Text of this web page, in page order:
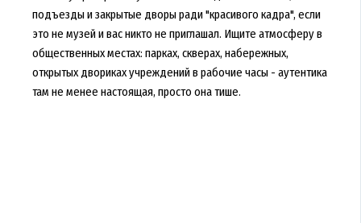
подъезды и закрытые дворы ради "красивого кадра", если
это не музей и вас никто не приглашал. Ищите атмосферу в
общественных местах: парках, скверах, набережных,
открытых двориках учреждений в рабочие часы - аутентика
там не менее настоящая, просто она тише.